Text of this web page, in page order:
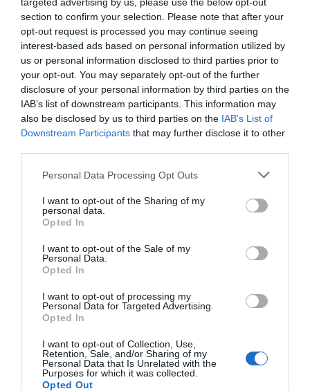
section to confirm your selection. Please note that after your
opt-out request is processed you may continue seeing
interest-based ads based on personal information utilized by
us or personal information disclosed to third parties prior to
your opt-out. You may separately opt-out of the further
disclosure of your personal information by third parties on the
IAB’s list of downstream participants. This information may
also be disclosed by us to third parties on the IAB’s List of
Downstream Participants that may further disclose it to other
Personal Data Processing Opt Outs
I want to opt-out of the Sharing of my
personal data.
Opted In
I want to opt-out of the Sale of my
Personal Data.
Opted In
I want to opt-out of processing my
Personal Data for Targeted Advertising.
Opted In
I want to opt-out of Collection, Use,
Retention, Sale, and/or Sharing of my
Personal Data that Is Unrelated with the
Purposes for which it was collected.
Opted Out